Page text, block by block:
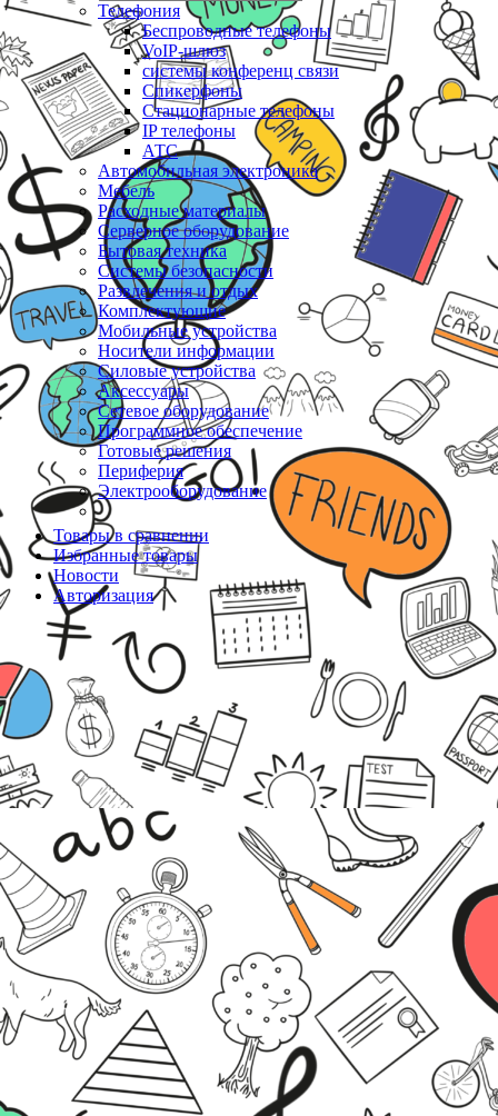
Телефония
Беспроводные телефоны
VoIP-шлюз
системы конференц связи
Спикерфоны
Стационарные телефоны
IP телефоны
АТС
Автомобильная электроника
Мебель
Расходные материалы
Серверное оборудование
Бытовая техника
Системы безопасности
Развлечения и отдых
Комплектующие
Мобильные устройства
Носители информации
Силовые устройства
Аксессуары
Сетевое оборудование
Программное обеспечение
Готовые решения
Периферия
Электрооборудование
Товары в сравнении
Избранные товары
Новости
Авторизация